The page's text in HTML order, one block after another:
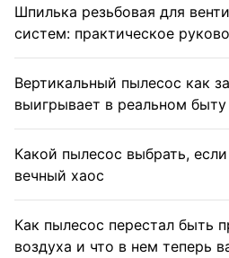
Шпилька резьбовая для
систем: практическое
Вертикальный пылесос как
выигрывает в реальном быту
Какой пылесос выбрать,
вечный хаос
Как пылесос перестал быть
воздуха и что в нем теперь